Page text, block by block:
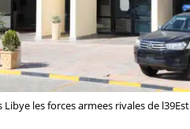
les forces armees rivales de l39Est